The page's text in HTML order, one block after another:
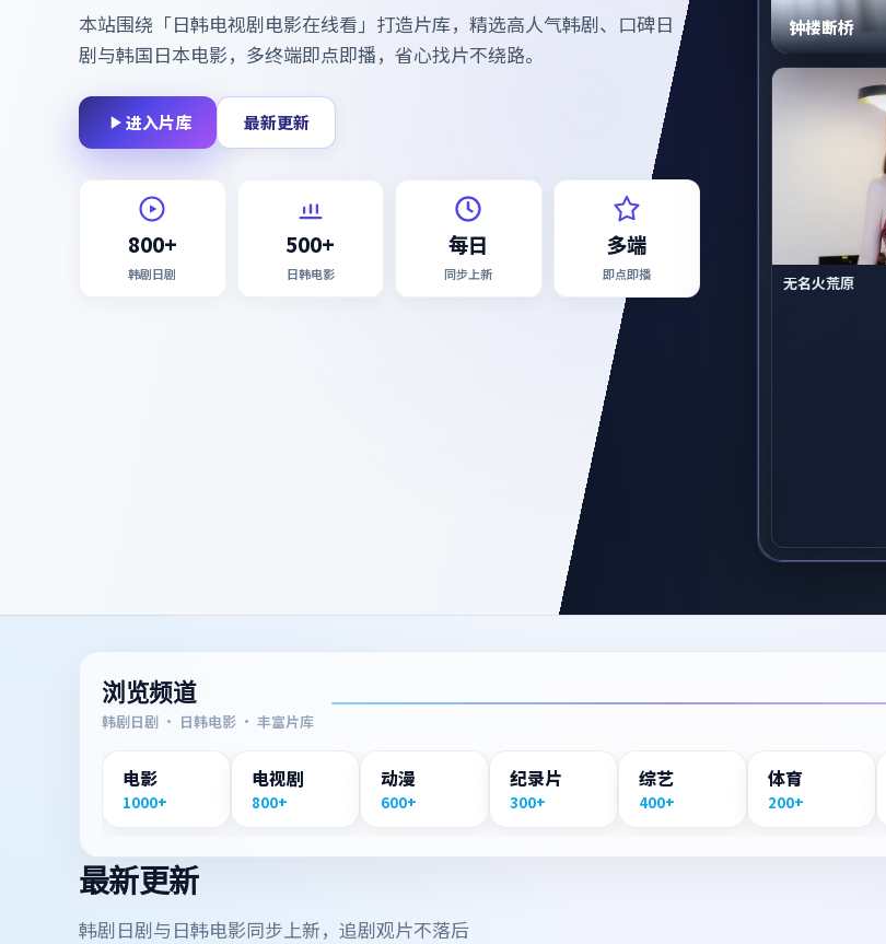
本站围绕「日韩电视剧电影在线看 」打造片库，精选高人气韩剧、口碑日
剧与韩国日本电影，多终端即点即播，省心找片不绕路。
进入片库 最新更新
800+
韩剧日剧
500+
日韩电影
每日
同步上新
多端
即点即播
钟楼断桥
无名火荒原
浏览频道
韩剧日剧 · 日韩电影 · 丰富片库
电影
1000+
电视剧
800+
动漫
600+
纪录片
300+
综艺
400+
体育
200+
最新更新
韩剧日剧与日韩电影同步上新，追剧观片不落后